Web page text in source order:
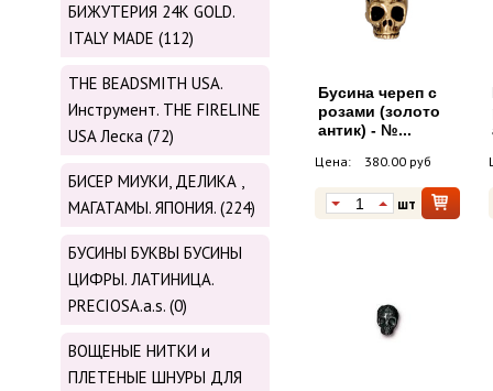
БИЖУТЕРИЯ 24К GOLD.
ITALY MADE (112)
THE BEADSMITH USA.
Инструмент. THE FIRELINE
USA Леска (72)
БИСЕР МИУКИ, ДЕЛИКА ,
МАГАТАМЫ. ЯПОНИЯ. (224)
БУСИНЫ БУКВЫ БУСИНЫ
ЦИФРЫ. ЛАТИНИЦА.
PRECIOSA.a.s. (0)
ВОЩЕНЫЕ НИТКИ и
ПЛЕТЕНЫЕ ШНУРЫ ДЛЯ
Бусина череп с
розами (золото
антик) - №...
Цена: 380.00 руб
шт